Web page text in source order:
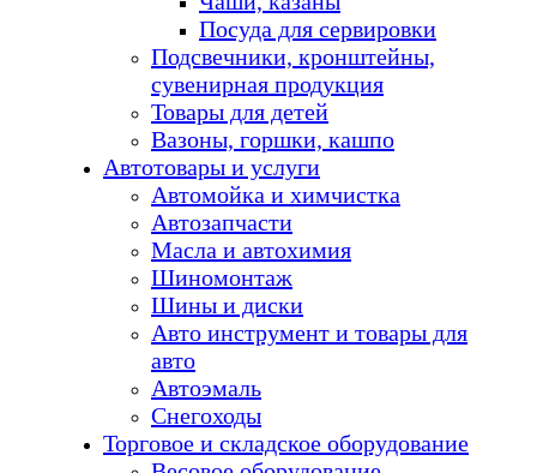
Посуда для сервировки
Подсвечники, кронштейны,
сувенирная продукция
Товары для детей
Вазоны, горшки, кашпо
Автотовары и услуги
Автомойка и химчистка
Автозапчасти
Масла и автохимия
Шиномонтаж
Шины и диски
Авто инструмент и товары для
авто
Автоэмаль
Снегоходы
Торговое и складское оборудование